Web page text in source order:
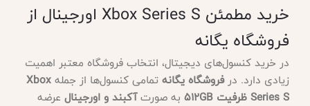
خرید مطمئن Xbox Series S اورجینال از
فروشگاه یگانه
در خرید کنسول‌های دیجیتال، انتخاب فروشگاه معتبر اهمیت
زیادی دارد. درفروشگاه یگانهتمامی کنسول‌ها از جملهXbox
Series S ظرفیت 512GB
به صورتآکبند و اورجینال عرضه